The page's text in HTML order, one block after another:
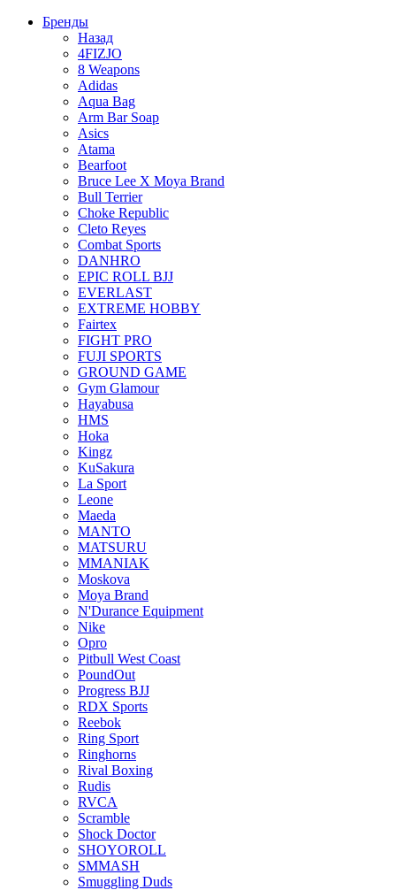
Бренды
Назад
4FIZJO
8 Weapons
Adidas
Aqua Bag
Arm Bar Soap
Asics
Atama
Bearfoot
Bruce Lee X Moya Brand
Bull Terrier
Choke Republic
Cleto Reyes
Combat Sports
DANHRO
EPIC ROLL BJJ
EVERLAST
EXTREME HOBBY
Fairtex
FIGHT PRO
FUJI SPORTS
GROUND GAME
Gym Glamour
Hayabusa
HMS
Hoka
Kingz
KuSakura
La Sport
Leone
Maeda
MANTO
MATSURU
MMANIAK
Moskova
Moya Brand
N'Durance Equipment
Nike
Opro
Pitbull West Coast
PoundOut
Progress BJJ
RDX Sports
Reebok
Ring Sport
Ringhorns
Rival Boxing
Rudis
RVCA
Scramble
Shock Doctor
SHOYOROLL
SMMASH
Smuggling Duds